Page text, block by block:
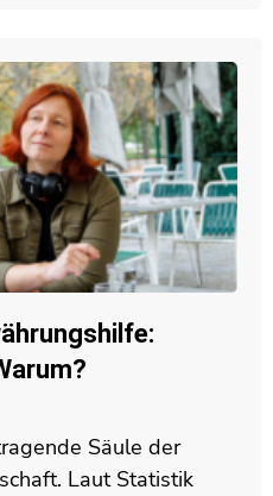
Säule der
Laut Statistik